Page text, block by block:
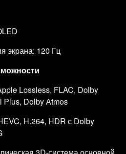
экрана: 120 Гц
Lossless, FLAC, Dolby
Plus, Dolby Atmos
H.264, HDR с Dolby